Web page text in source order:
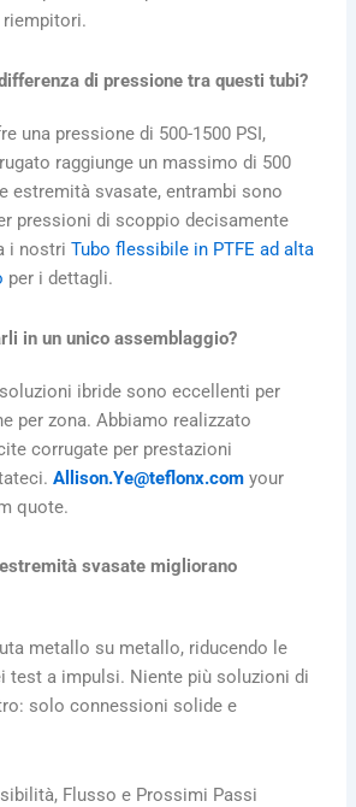
riempitori.
di pressione tra questi tubi?
una pressione di 500-1500 PSI,
raggiunge un massimo di 500
estremità svasate, entrambi sono
pressioni di scoppio decisamente
i nostriTubo flessibile in PTFE ad alta
per i dettagli.
in un unico assemblaggio?
ibride sono eccellenti per
per zona. Abbiamo realizzato
corrugate per prestazioni
Allison.Ye@teflonx.com your
quote.
svasate migliorano
metallo su metallo, riducendo le
test a impulsi. Niente più soluzioni di
solo connessioni solide e
Flusso e Prossimi Passi